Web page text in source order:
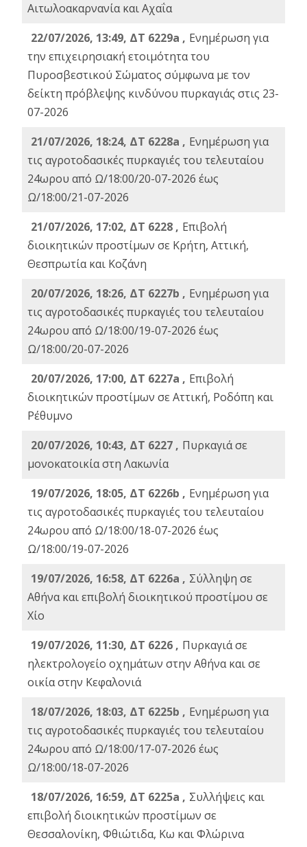
Αιτωλοακαρνανία και Αχαΐα
22/07/2026, 13:49, ΔΤ 6229a , Ενημέρωση για
την επιχειρησιακή ετοιμότητα του
Πυροσβεστικού Σώματος σύμφωνα με τον
δείκτη πρόβλεψης κινδύνου πυρκαγιάς στις 23-
07-2026
21/07/2026, 18:24, ΔΤ 6228a , Ενημέρωση για
τις αγροτοδασικές πυρκαγιές του τελευταίου
24ωρου από Ω/18:00/20-07-2026 έως
Ω/18:00/21-07-2026
21/07/2026, 17:02, ΔΤ 6228 , Επιβολή
διοικητικών προστίμων σε Κρήτη, Αττική,
Θεσπρωτία και Κοζάνη
20/07/2026, 18:26, ΔΤ 6227b , Ενημέρωση για
τις αγροτοδασικές πυρκαγιές του τελευταίου
24ωρου από Ω/18:00/19-07-2026 έως
Ω/18:00/20-07-2026
20/07/2026, 17:00, ΔΤ 6227a , Επιβολή
διοικητικών προστίμων σε Αττική, Ροδόπη και
Ρέθυμνο
20/07/2026, 10:43, ΔΤ 6227 , Πυρκαγιά σε
μονοκατοικία στη Λακωνία
19/07/2026, 18:05, ΔΤ 6226b , Ενημέρωση για
τις αγροτοδασικές πυρκαγιές του τελευταίου
24ωρου από Ω/18:00/18-07-2026 έως
Ω/18:00/19-07-2026
19/07/2026, 16:58, ΔΤ 6226a , Σύλληψη σε
Αθήνα και επιβολή διοικητικού προστίμου σε
Χίο
19/07/2026, 11:30, ΔΤ 6226 , Πυρκαγιά σε
ηλεκτρολογείο οχημάτων στην Αθήνα και σε
οικία στην Κεφαλονιά
18/07/2026, 18:03, ΔΤ 6225b , Ενημέρωση για
τις αγροτοδασικές πυρκαγιές του τελευταίου
24ωρου από Ω/18:00/17-07-2026 έως
Ω/18:00/18-07-2026
18/07/2026, 16:59, ΔT 6225a , Συλλήψεις και
επιβολή διοικητικών προστίμων σε
Θεσσαλονίκη, Φθιώτιδα, Κω και Φλώρινα